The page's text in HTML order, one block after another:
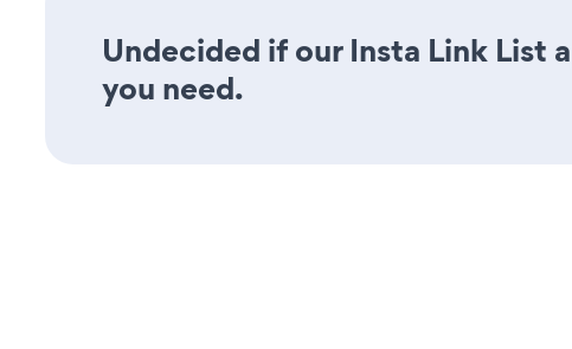
Undecided if our Insta Link List
you need.